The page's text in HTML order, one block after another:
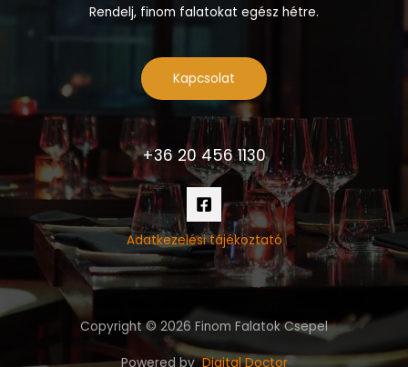
Rendelj, finom falatokat egész hétre.
Kapcsolat
+36 20 456 1130
Adatkezelési tájékoztató
Copyright © 2026 Finom Falatok Csepel
Powered byDigital Doctor